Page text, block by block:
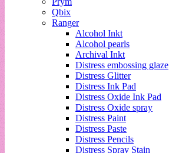
Qbix
Ranger
Alcohol Inkt
Alcohol pearls
Archival Inkt
Distress embossing glaze
Distress Glitter
Distress Ink Pad
Distress Oxide Ink Pad
Distress Oxide spray
Distress Paint
Distress Paste
Distress Pencils
Distress Spray Stain